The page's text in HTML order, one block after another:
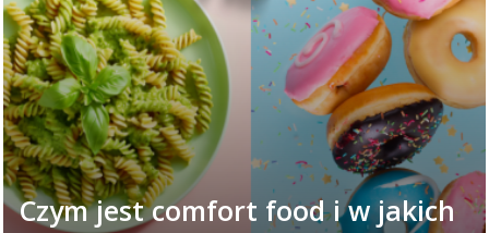
Czytaj więcej →
Czym jest comfort food i w jakich